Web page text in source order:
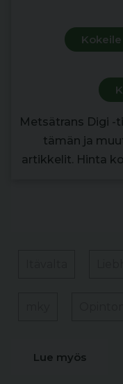
Metsätrans Digi -
tämän ja
artikkelit. Hinta
Lue myös